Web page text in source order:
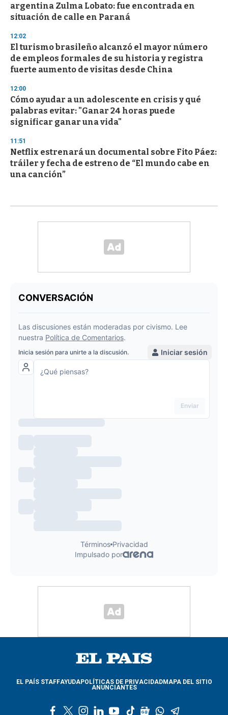
argentina Zulma Lobato: fue encontrada en
situación de calle en Paraná
12:02
El turismo brasileño alcanzó el mayor número
de empleos formales de su historia y registra
fuerte aumento de visitas desde China
12:00
Cómo ayudar a un adolescente en crisis y qué
palabras evitar: "Ganar 24 horas puede
significar ganar una vida"
11:51
Netflix estrenará un documental sobre Fito Páez:
tráiler y fecha de estreno de “El mundo cabe en
una canción”
EL PAÍS STAFFAYUDAPOLÍTICAS DE PRIVACIDADMAPA DEL SITIO
ANUNCIANTES
l
y
t
g
w